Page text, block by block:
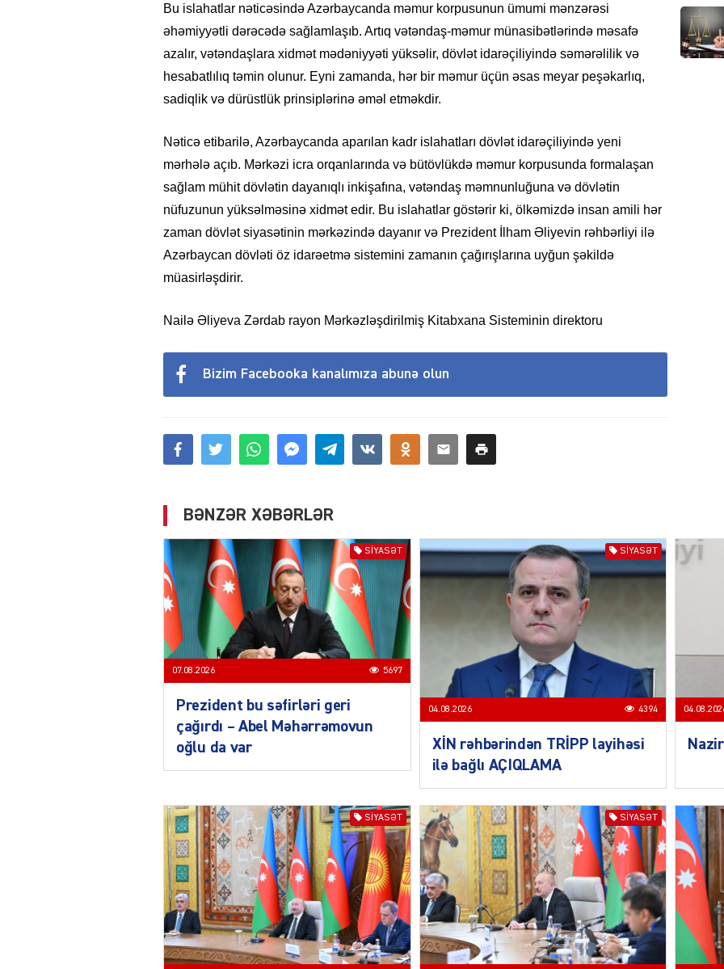
Bu islahatlar nəticəsində Azərbaycanda məmur korpusunun ümumi mənzərəsi
əhəmiyyətli dərəcədə sağlamlaşıb. Artıq vətəndaş-məmur münasibətlərində məsafə
azalır, vətəndaşlara xidmət mədəniyyəti yüksəlir, dövlət idarəçiliyində səmərəlilik və
hesabatlılıq təmin olunur. Eyni zamanda, hər bir məmur üçün əsas meyar peşəkarlıq,
sadiqlik və dürüstlük prinsiplərinə əməl etməkdir.
Nəticə etibarilə, Azərbaycanda aparılan kadr islahatları dövlət idarəçiliyində yeni
mərhələ açıb. Mərkəzi icra orqanlarında və bütövlükdə məmur korpusunda formalaşan
sağlam mühit dövlətin dayanıqlı inkişafına, vətəndaş məmnunluğuna və dövlətin
nüfuzunun yüksəlməsinə xidmət edir. Bu islahatlar göstərir ki, ölkəmizdə insan amili hər
zaman dövlət siyasətinin mərkəzində dayanır və Prezident İlham Əliyevin rəhbərliyi ilə
Azərbaycan dövləti öz idarəetmə sistemini zamanın çağırışlarına uyğun şəkildə
müasirləşdirir.
Nailə Əliyeva Zərdab rayon Mərkəzləşdirilmiş Kitabxana Sisteminin direktoru
Bizim Facebooka kanalımıza abunə olun
HADISƏ
BƏNZƏR XƏBƏRLƏR
SIYASƏT
07.08.2026 5697
Prezident bu səfirləri geri
çağırdı – Abel Məhərrəmovun
oğlu da var
SIYASƏT
04.08.2026 4394
XİN rəhbərindən TRİPP layihəsi
ilə bağlı AÇIQLAMA
SIYASƏT SIYASƏT